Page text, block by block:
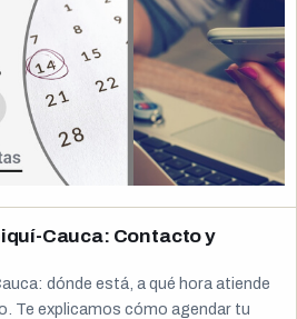
Cauca: Contacto y
dónde está, a qué hora atiende
Te explicamos cómo agendar tu